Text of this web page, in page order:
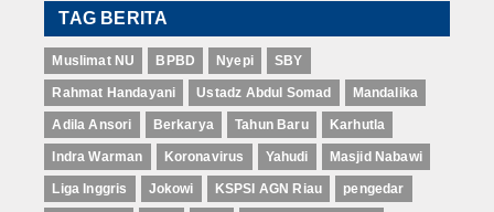
TAG BERITA
Muslimat NU BPBD Nyepi SBY
Rahmat Handayani Ustadz Abdul Somad Mandalika
Adila Ansori Berkarya Tahun Baru Karhutla
Indra Warman Koronavirus Yahudi Masjid Nabawi
Liga Inggris Jokowi KSPSI AGN Riau pengedar